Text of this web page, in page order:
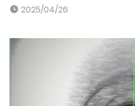
2025/04/26